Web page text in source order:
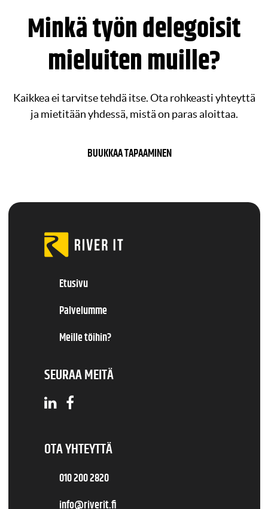
Minkä työn delegoisit
mieluiten muille?
Kaikkea ei tarvitse tehdä itse. Ota rohkeasti yhteyttä
ja mietitään yhdessä, mistä on paras aloittaa.
BUUKKAA TAPAAMINEN
Etusivu
Palvelumme
Meille töihin?
SEURAA MEITÄ
OTA YHTEYTTÄ
010 200 2820
info@riverit.fi